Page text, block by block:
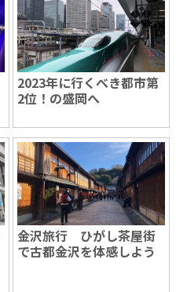
2023年に行くべき都市第
2位！の盛岡へ
金沢旅行 ひがし茶屋街
で古都金沢を体感しよう